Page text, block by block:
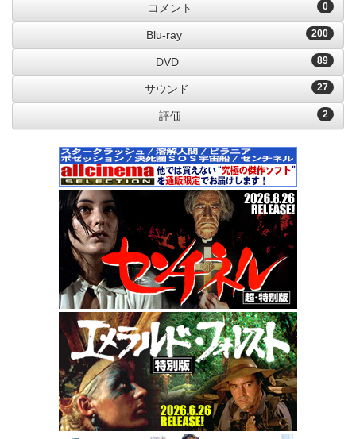
0
コメント
200
Blu-ray
89
DVD
27
サウンド
2
評価